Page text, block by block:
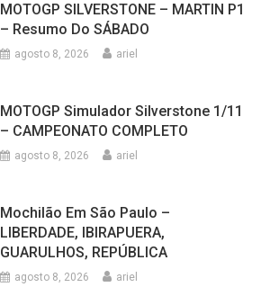
MOTOGP SILVERSTONE – MARTIN P1
– Resumo Do SÁBADO
agosto 8, 2026 ariel
MOTOGP Simulador Silverstone 1/11
– CAMPEONATO COMPLETO
agosto 8, 2026 ariel
Mochilão Em São Paulo –
LIBERDADE, IBIRAPUERA,
GUARULHOS, REPÚBLICA
agosto 8, 2026 ariel